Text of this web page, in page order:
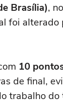
Brasília), no
foi alterado
10
de final,
trabalho do